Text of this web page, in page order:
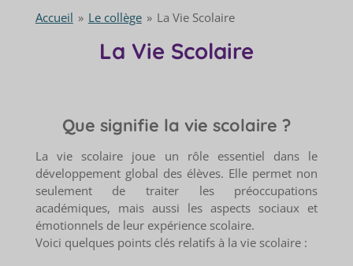
Accueil » Le collège » La Vie Scolaire
La Vie Scolaire
Que signifie la vie scolaire ?
La vie scolaire joue un rôle essentiel dans le
développement global des élèves. Elle permet non
seulement de traiter les préoccupations
académiques, mais aussi les aspects sociaux et
émotionnels de leur expérience scolaire.
Voici quelques points clés relatifs à la vie scolaire :